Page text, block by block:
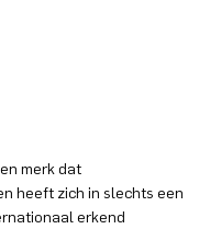
merk dat
heeft zich in slechts een
erkend